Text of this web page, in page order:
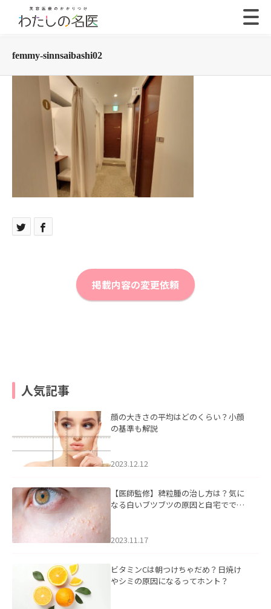
femmy-sinnsaibashi02
掲載内容の変更依頼
人気記事
顔の大きさの平均はどのくらい？小顔
の基準も解説
2023.12.12
【医師監修】稗粒腫の治し方は？気に
なる白いブツブツの原因と自宅ででき
2023.11.17
ビタミンCは朝つけちゃだめ？日焼け
やシミの原因になるってホント？